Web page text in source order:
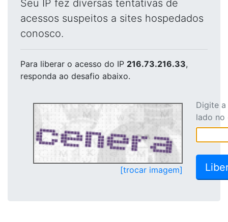
Seu IP fez diversas tentativas de
acessos suspeitos a sites hospedados
conosco.
Para liberar o acesso do IP 216.73.216.33,
responda ao desafio abaixo.
[trocar imagem]
Digite
lado no